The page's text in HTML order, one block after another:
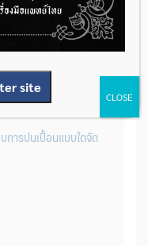
ยกเว้นไม่ต้องขออนุญาต
ารปนเปื้อนแบบใดจัด
site
CLOSE